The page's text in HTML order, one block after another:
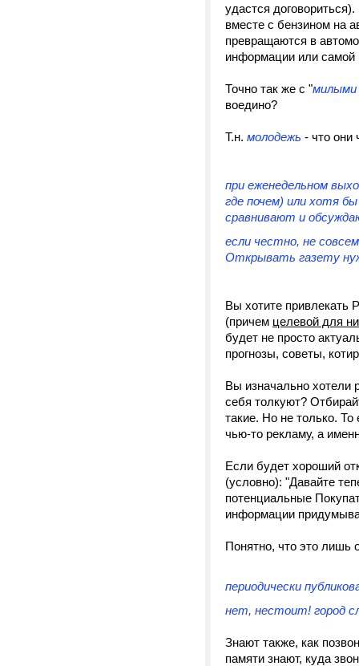
удастся
вместе с бензином на
превращаются в
информации или самой
Точно так же с "милыми
воедино?
Т.н. молодежь - что они
при еженедельном
где почем) или хотя
сравнивают и
если честно, не
Открывать газету
Вы хотите привлекать
(причем целевой для
будет не просто
прогнозы, советы,
Вы изначально хотели
себя толкуют?
такие. Но не только. То
чью-то рекламу, а
Если будет хороший
(условно): "Давайте
потенциальные
информации
Понятно, что это лишь
периодически
нет, нестоит! город
Знают также, как
памяти знают, куда